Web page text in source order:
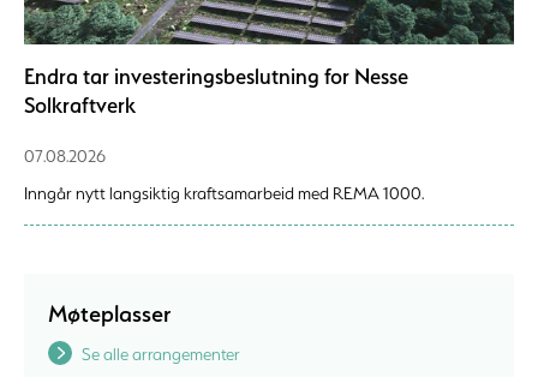
Endra tar investeringsbeslutning for Nesse
Solkraftverk
07.08.2026
Inngår nytt langsiktig kraftsamarbeid med REMA 1000.
Møteplasser
Se alle arrangementer